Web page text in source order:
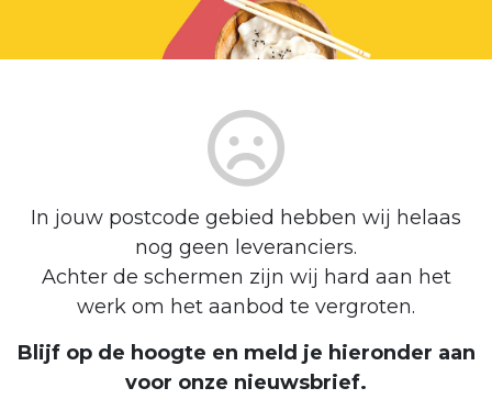
In jouw postcode gebied hebben wij helaas
nog geen leveranciers.
Achter de schermen zijn wij hard aan het
werk om het aanbod te vergroten.
Blijf op de hoogte en meld je hieronder aan
voor onze nieuwsbrief.